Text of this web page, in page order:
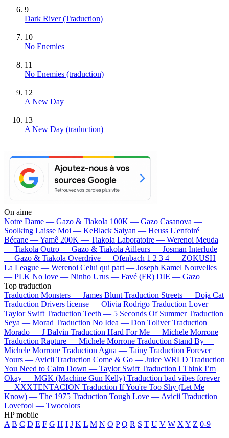
9
Dark River (Traduction)
10
No Enemies
11
No Enemies (traduction)
12
A New Day
13
A New Day (traduction)
On aime
Notre Dame — Gazo & Tiakola 100K — Gazo Casanova —
Soolking Laisse Moi — KeBlack Saiyan — Heuss L'enfoiré
Bécane —Yamê 200K — Tiakola Laboratoire — Werenoi Meuda
— Tiakola Outro — Gazo & Tiakola Ailleurs — Josman Interlude
— Gazo & Tiakola Overdrive — Ofenbach 1 2 3 4 — ZOKUSH
La League — Werenoi Celui qui part — Joseph Kamel Nouvelles
— PLK No love — Ninho Urus — Favé (FR) DIE — Gazo
Top traduction
Traduction Monsters — James Blunt Traduction Streets — Doja Cat
Traduction Drivers license — Olivia Rodrigo Traduction Lover —
Taylor Swift Traduction Teeth — 5 Seconds Of Summer Traduction
Seya — Morad Traduction No Idea — Don Toliver Traduction
Morado — J Balvin Traduction Hard For Me — Michele Morrone
Traduction Rapture — Michele Morrone Traduction Stand By —
Michele Morrone Traduction Agua — Tainy Traduction Forever
Yours — Avicii Traduction Come & Go — Juice WRLD Traduction
You Need to Calm Down — Taylor Swift Traduction I Think I’m
Okay — MGK (Machine Gun Kelly) Traduction bad vibes forever
— XXXTENTACION Traduction If You're Too Shy (Let Me
Know) — The 1975 Traduction Tough Love — Avicii Traduction
Lovefool — Twocolors
HP mobile
A B C D E F G H I J K L M N O P Q R S T U V W X Y Z 0-9